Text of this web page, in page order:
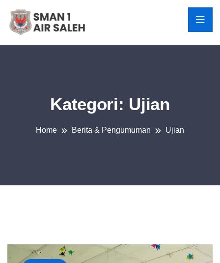
Kategori: Ujian
Home Berita & Pengumuman Ujian